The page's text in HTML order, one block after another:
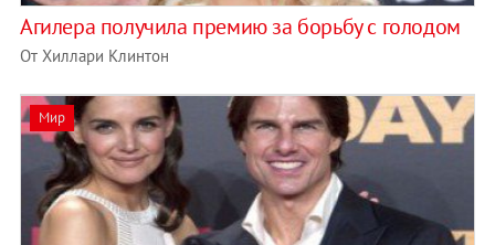
Агилера получила премию за борьбу с голодом
От Хиллари Клинтон
Мир